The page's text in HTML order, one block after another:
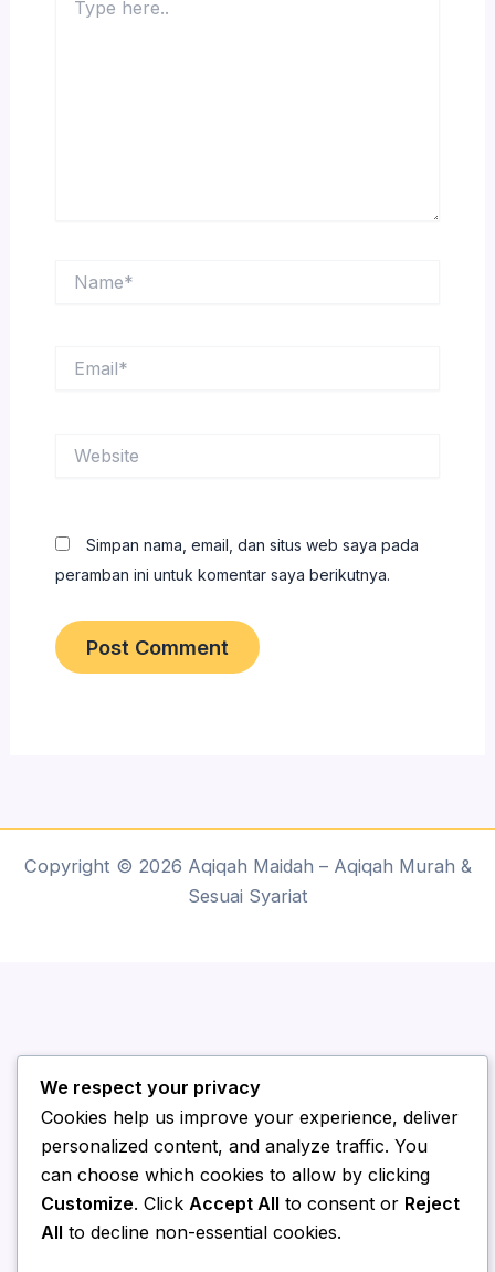
here..
Simpan nama, email, dan situs web saya pada
peramban ini untuk komentar saya berikutnya.
Copyright © 2026 Aqiqah Maidah – Aqiqah Murah &
Sesuai Syariat
We respect your privacy
Cookies help us improve your experience, deliver
personalized content, and analyze traffic. You
can choose which cookies to allow by clicking
Customize. Click Accept All to consent or Reject
All to decline non-essential cookies.